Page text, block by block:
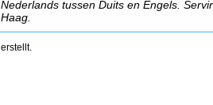
Nederlands tussen Duits en Engels.
Haag.
erstellt.